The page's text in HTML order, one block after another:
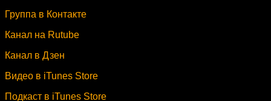
Группа в Контакте
Канал на Rutube
Канал в Дзен
Видео в iTunes Store
Подкаст в iTunes Store